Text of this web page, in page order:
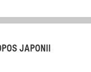
JAPONII